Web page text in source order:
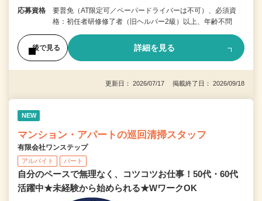
応募資格
要普免（AT限定可／ペーパードライバーは不可）、必須資
格：初任者研修修了者（旧ヘルパー2級）以上、年齢不問
後で見る 詳細を見る
更新日： 2026/07/17 掲載終了日： 2026/09/18
NEW
マンション・アパートの巡回清掃スタッフ
有限会社ワンステップ
アルバイト パート
自分のペースで無理なく、コツコツお仕事！50代・60代
活躍中★未経験から始められる★WワークOK